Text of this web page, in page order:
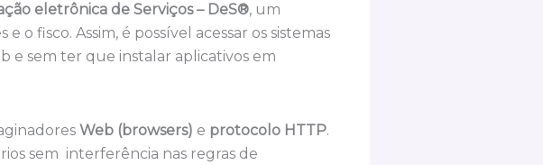
eletrônica de Serviços – DeS®, um
fisco. Assim, é possível acessar os sistemas
e sem ter que instalar aplicativos em
Web (browsers) e protocolo HTTP.
sem interferência nas regras de